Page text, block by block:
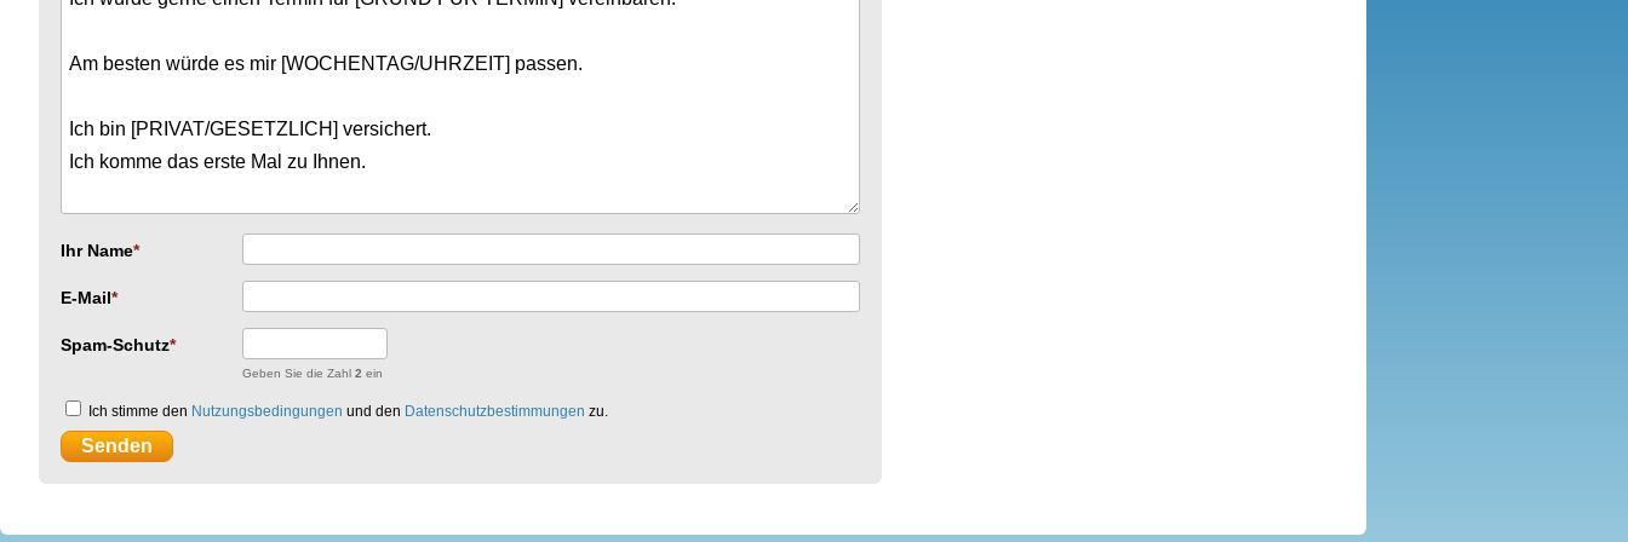
Ihr Name
E-Mail
Spam-Schutz
Geben Sie die Zahl 2 ein
Ich stimme den Nutzungsbedingungen und den Datenschutzbestimmungen zu.